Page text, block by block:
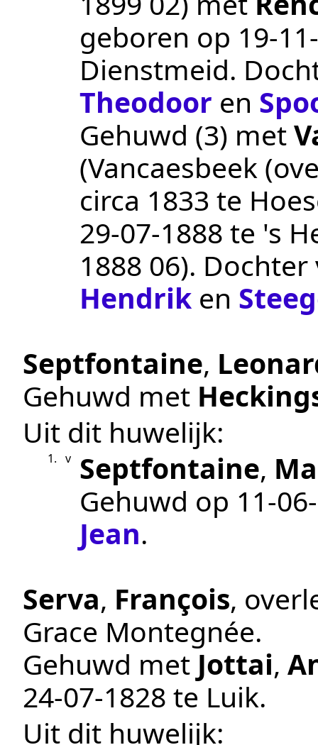
geboren op
Dienstmeid.
Theodoor en
Gehuwd (3) met
(Vancaesbeek
circa 1833 te
29‑07‑1888 te 's
1888 06).
Hendrik en
Septfontaine,
Gehuwd met
Uit dit huwelijk:
1. v Septfontaine,
Gehuwd op
Jean.
Serva, François,
Grace Montegnée.
Gehuwd met Jottai,
24‑07‑1828 te Luik.
Uit dit huwelijk: